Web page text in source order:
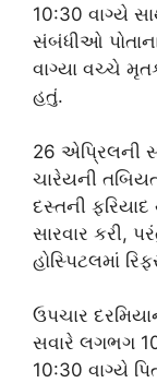
10:30 વાગ્યે
સંબંધીઓ
વાગ્યા વચ્ચે
હતું.
26 એપ્રિલની
ચારેયની
દસ્તની
સારવાર કરી,
હોસ્પિટલમાં
ઉપચાર
સવારે લગભગ
10:30 વાગ્યે